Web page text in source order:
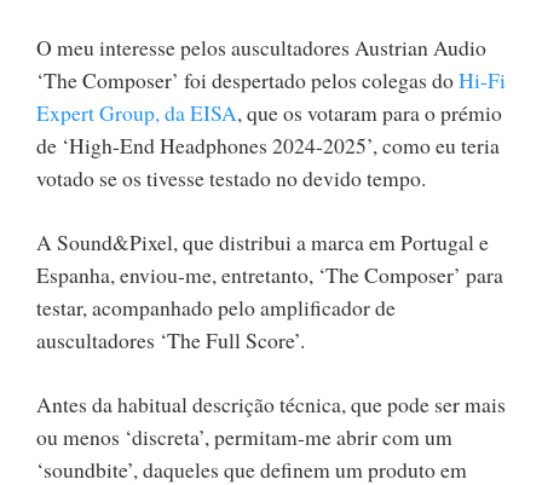
O meu interesse pelos auscultadores Austrian Audio
‘The Composer’ foi despertado pelos colegas doHi-Fi
Expert Group, da EISA, que os votaram para o prémio
de ‘High-End Headphones 2024-2025’, como eu teria
votado se os tivesse testado no devido tempo.
A Sound&Pixel, que distribui a marca em Portugal e
Espanha, enviou-me, entretanto, ‘The Composer’ para
testar, acompanhado pelo amplificador de
auscultadores ‘The Full Score’.
Antes da habitual descrição técnica, que pode ser mais
ou menos ‘discreta’, permitam-me abrir com um
‘soundbite’, daqueles que definem um produto em